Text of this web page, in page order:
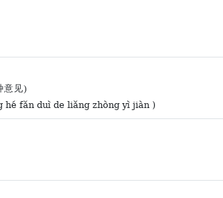
意见)
hé fǎn duì de liǎng zhòng yì jiàn )